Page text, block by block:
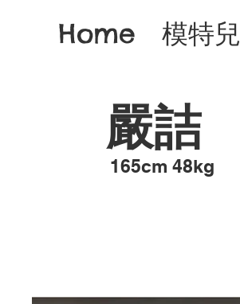
Home 模特兒
嚴詰
​165cm 48kg